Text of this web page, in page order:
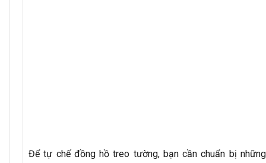
Để tự chế đồng hồ treo tường, bạn cần chuẩn bị những